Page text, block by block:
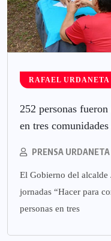
RAFAEL URDANETA
252 personas
en tres
PRENSA URDANETA
El Gobierno del alcalde
jornadas “Hacer para
personas en tres